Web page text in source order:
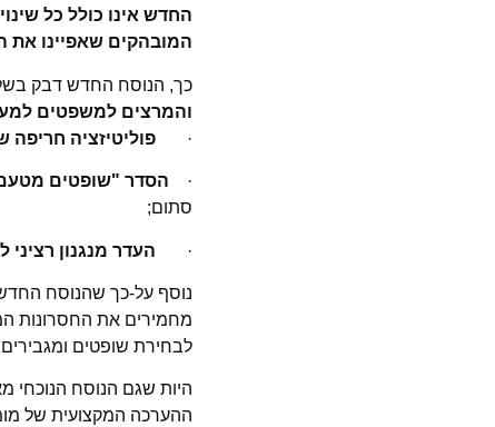
החדש אינו כולל כל
המובהקים שאפיינו את
כך, הנוסח החדש דבק
והמרצים למשפטים
· פוליטיזציה
· הסדר "שופטים
סתום;
· העדר מנגנון
נוסף על-כך שהנוסח
מחמירים את החסרונות
לבחירת שופטים
היות שגם הנוסח הנוכחי
ההערכה המקצועית של